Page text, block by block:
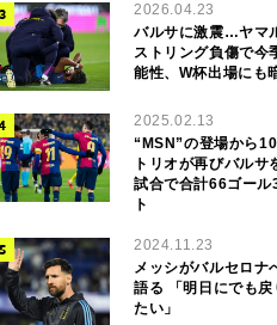
2026.04.23
バルサに激震…ヤマ
ストリング負傷で今
能性、W杯出場にも
2025.02.13
“MSN”の登場から
トリオが再びバルサ
試合で合計66ゴール
ト
2024.11.23
メッシがバルセロナ
語る 「明日にでも戻
たい」